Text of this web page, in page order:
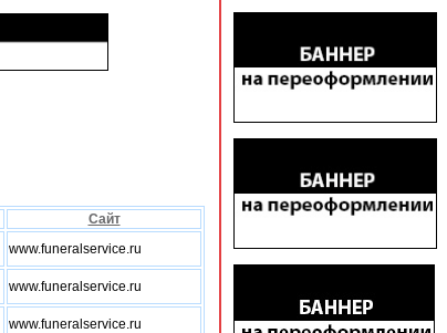
Сайт
www.funeralservice.ru
www.funeralservice.ru
www.funeralservice.ru